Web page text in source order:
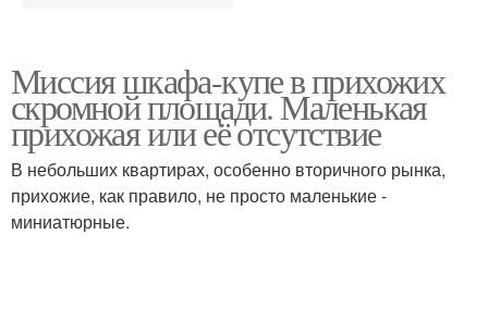
Миссия шкафа-купе в прихожих
скромной площади. Маленькая
прихожая или её отсутствие
В небольших квартирах, особенно вторичного рынка,
прихожие, как правило, не просто маленькие -
миниатюрные.